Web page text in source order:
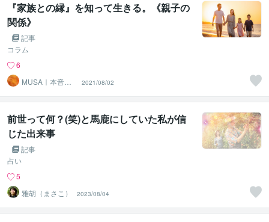
『家族との縁』を知って生きる。《親子の
関係》
記事
コラム
6
MUSA｜本音と
エネルギーの調
律師
2021/08/02
前世って何？(笑)と馬鹿にしていた私が信
じた出来事
記事
占い
5
雅胡（まさこ）
2023/08/04